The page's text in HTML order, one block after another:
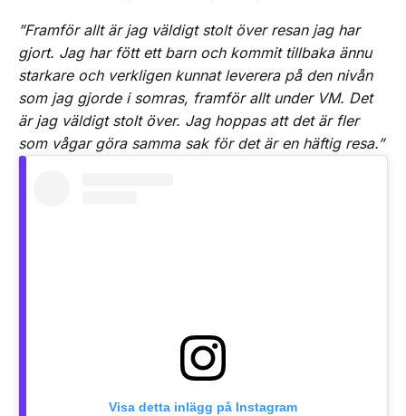
”Framför allt är jag väldigt stolt över resan jag har
gjort. Jag har fött ett barn och kommit tillbaka ännu
starkare och verkligen kunnat leverera på den nivån
som jag gjorde i somras, framför allt under VM. Det
är jag väldigt stolt över. Jag hoppas att det är fler
som vågar göra samma sak för det är en häftig resa.”
Visa detta inlägg på Instagram